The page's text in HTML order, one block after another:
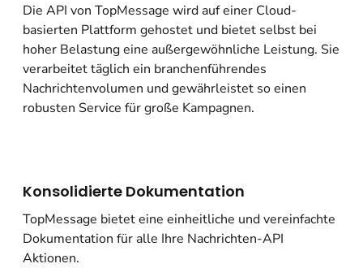
Die API von TopMessage wird auf einer Cloud-
basierten Plattform gehostet und bietet selbst bei
hoher Belastung eine außergewöhnliche Leistung. Sie
verarbeitet täglich ein branchenführendes
Nachrichtenvolumen und gewährleistet so einen
robusten Service für große Kampagnen.
Konsolidierte Dokumentation
TopMessage bietet eine einheitliche und vereinfachte
Dokumentation für alle Ihre Nachrichten-API
Aktionen.